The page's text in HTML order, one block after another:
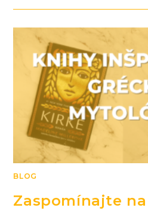
BLOG
Zaspomínajte